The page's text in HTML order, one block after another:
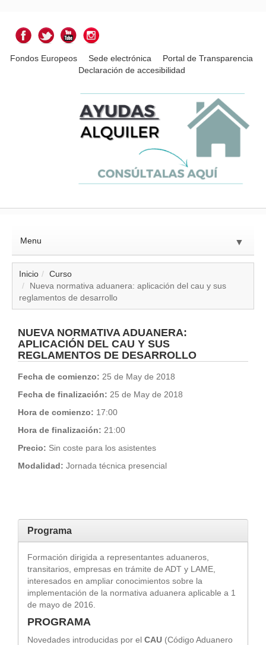
Fondos Europeos Sede electrónica
Portal de Transparencia
Declaración de accesibilidad
Menu ▼
Inicio
Curso
Nueva normativa aduanera: aplicación del cau y sus
reglamentos de desarrollo
NUEVA NORMATIVA ADUANERA:
APLICACIÓN DEL CAU Y SUS
REGLAMENTOS DE DESARROLLO
Fecha de comienzo: 25 de May de 2018
Fecha de finalización: 25 de May de 2018
Hora de comienzo: 17:00
Hora de finalización: 21:00
Precio: Sin coste para los asistentes
Modalidad: Jornada técnica presencial
Programa
Formación dirigida a representantes aduaneros,
transitarios, empresas en trámite de ADT y LAME,
interesados en ampliar conocimientos sobre la
implementación de la normativa aduanera aplicable a 1
de mayo de 2016.
PROGRAMA
Novedades introducidas por el CAU (Código Aduanero